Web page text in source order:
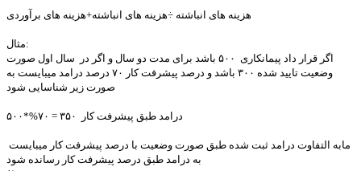
هزینه های انباشته ÷هزینه های انباشته+هزینه های برآوردی
مثال:
اگر قرار داد پیمانکاری ۵۰۰ باشد برای مدت دو سال و اگر در سال اول صورت
وضعیت تایید شده ۳۰۰ باشد و درصد پیشرفت کار ۷۰ درصد درامد میبایست به
صورت زیر شناسایی شود
درامد طبق پیشرفت کار ۳۵۰ = ۷۰%*۵۰۰
به درامد طبق درصد پیشرفت کار رسانده شود